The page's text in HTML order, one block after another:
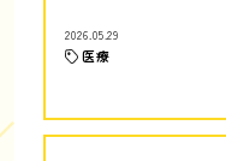
2026.05.29
医療